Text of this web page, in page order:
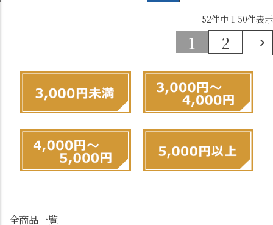
52件中 1-50件表示
1 2
全商品一覧